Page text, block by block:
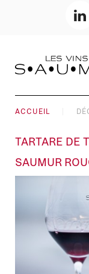
ACCUEIL
TARTARE DE
SAUMUR